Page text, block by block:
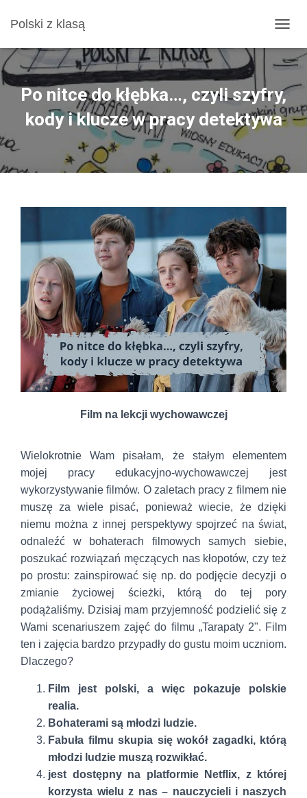
Polski z klasą
R
Z
Ł
Ą
C
Z
W
Po nitce do kłębka…, czyli szyfry,
kody i klucze w pracy detektywa
Film na lekcji wychowawczej
Wielokrotnie Wam pisałam, że stałym elementem
mojej pracy edukacyjno-wychowawczej jest
wykorzystywanie filmów. O zaletach pracy z filmem nie
muszę za wiele pisać, ponieważ wiecie, że dzięki
niemu można z innej perspektywy spojrzeć na świat,
odnaleźć w bohaterach filmowych samych siebie,
poszukać rozwiązań męczących nas kłopotów, czy też
po prostu: zainspirować się np. do podjęcie decyzji o
zmianie życiowej ścieżki, którą do tej pory
podążaliśmy. Dzisiaj mam przyjemność podzielić się z
Wami scenariuszem zajęć do filmu „Tarapaty 2". Film
ten i zajęcia bardzo przypadły do gustu moim uczniom.
Dlaczego?
Film jest polski, a więc pokazuje polskie
realia.
Bohaterami są młodzi ludzie.
Fabuła filmu skupia się wokół zagadki, którą
młodzi ludzie muszą rozwikłać.
jest dostępny na platformie Netflix, z której
korzysta wielu z nas – nauczycieli i naszych